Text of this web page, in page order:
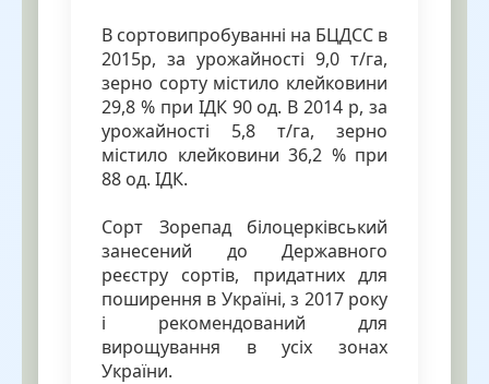
В сортовипробуванні на БЦДСС в
2015р, за урожайності 9,0 т/га,
зерно сорту містило клейковини
29,8 % при ІДК 90 од. В 2014 р, за
урожайності 5,8 т/га, зерно
містило клейковини 36,2 % при
88 од. ІДК.
Сорт Зорепад білоцерківський
занесений до Державного
реєстру сортів, придатних для
поширення в Україні, з 2017 року
і рекомендований для
вирощування в усіх зонах
України.